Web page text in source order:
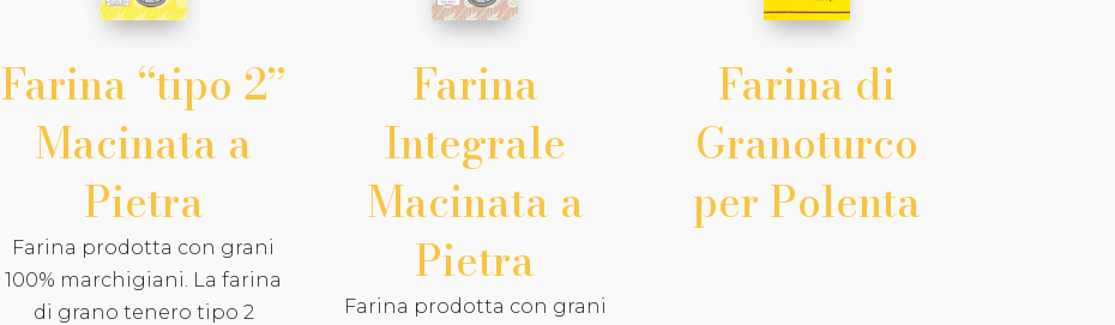
Farina “tipo 2”
Macinata a
Pietra
Farina prodotta con grani
100% marchigiani. La farina
di grano tenero tipo 2
Farina
Integrale
Macinata a
Pietra
Farina prodotta con grani
Farina di
Granoturco
per Polenta